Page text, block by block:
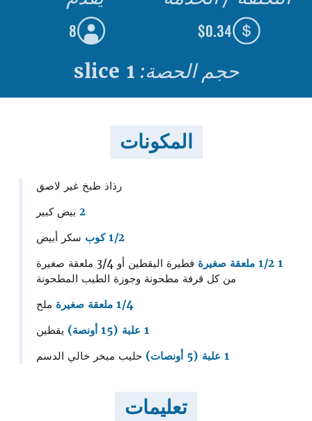
8 $0.34
حجم الحصة: 1 slice
المكونات
رذاذ طبخ غير لاصق
2 بيض كبير
1/2 كوب
سكر أبيض
1 1/2 ملعقة صغيرة
فطيرة اليقطين أو 3/4 ملعقة صغيرة
من كل قرفة مطحونة وجوزة الطيب المطحونة
1/4 ملعقة صغيرة
ملح
1 علبة (15 أونصة)
يقطين
1 علبة (5 أونصات)
حليب مبخر خالي الدسم
تعليمات